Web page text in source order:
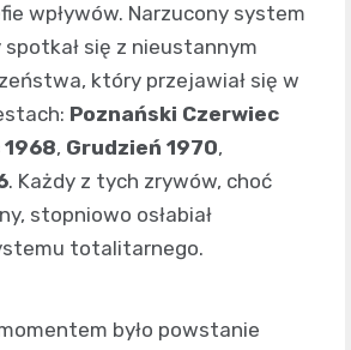
wpływów. Narzucony system
się z nieustannym
który przejawiał się w
Poznański Czerwiec
1968, Grudzień 1970,
. Każdy z tych zrywów, choć
stopniowo osłabiał
totalitarnego.
było powstanie